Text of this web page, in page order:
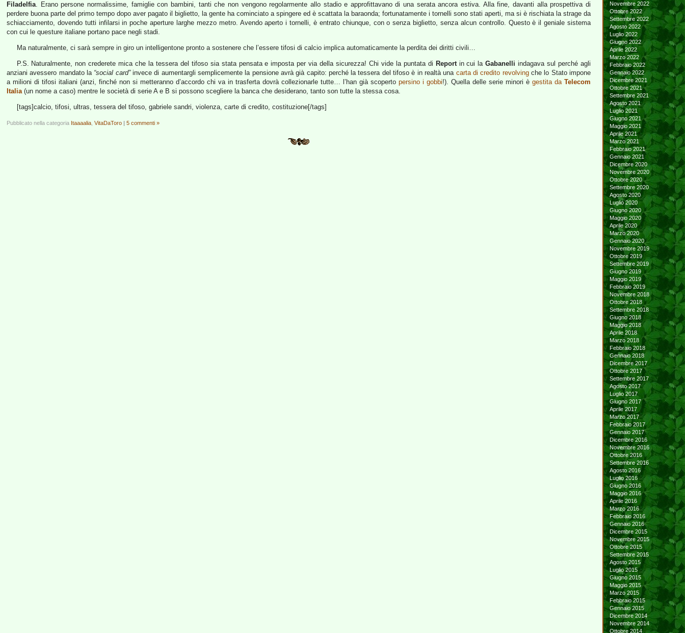
Filadelfia. Erano persone normalissime, famiglie con bambini, tanti che non vengono regolarmente allo stadio e approfittavano di una serata ancora estiva. Alla fine, davanti alla prospettiva di
perdere buona parte del primo tempo dopo aver pagato il biglietto, la gente ha cominciato a spingere ed è scattata la baraonda; fortunatamente i tornelli sono stati aperti, ma si è rischiata la strage da
schiacciamento, dovendo tutti infilarsi in poche aperture larghe mezzo metro. Avendo aperto i tornelli, è entrato chiunque, con o senza biglietto, senza alcun controllo. Questo è il geniale sistema
con cui le questure italiane portano pace negli stadi.
Ma naturalmente, ci sarà sempre in giro un intelligentone pronto a sostenere che l’essere tifosi di calcio implica automaticamente la perdita dei diritti civili…
P.S. Naturalmente, non crederete mica che la tessera del tifoso sia stata pensata e imposta per via della sicurezza! Chi vide la puntata di Reportin cui laGabanelli indagava sul perché agli
anziani avessero mandato la “social card”invece di aumentargli semplicemente la pensione avrà già capito: perché la tessera del tifoso è in realtà una carta di credito revolvingche lo Stato impone
a milioni di tifosi italiani (anzi, finché non si metteranno d’accordo chi va in trasferta dovrà collezionarle tutte… l’han già scoperto persino i gobbi!). Quella delle serie minori è gestita da Telecom
Italia(un nome a caso) mentre le società di serie A e B si possono scegliere la banca che desiderano, tanto son tutte la stessa cosa.
[tags]calcio, tifosi, ultras, tessera del tifoso, gabriele sandri, violenza, carte di credito, costituzione[/tags]
Pubblicato nella categoria Itaaaalia VitaDaToro | 5 commenti »
Novembre 2022
Ottobre 2022
Settembre 2022
Agosto 2022
Luglio 2022
Giugno 2022
Aprile 2022
Marzo 2022
Febbraio 2022
Gennaio 2022
Dicembre 2021
Ottobre 2021
Settembre 2021
Agosto 2021
Luglio 2021
Giugno 2021
Maggio 2021
Aprile 2021
Marzo 2021
Febbraio 2021
Gennaio 2021
Dicembre 2020
Novembre 2020
Ottobre 2020
Settembre 2020
Agosto 2020
Luglio 2020
Giugno 2020
Maggio 2020
Aprile 2020
Marzo 2020
Gennaio 2020
Novembre 2019
Ottobre 2019
Settembre 2019
Giugno 2019
Maggio 2019
Febbraio 2019
Novembre 2018
Ottobre 2018
Settembre 2018
Giugno 2018
Maggio 2018
Aprile 2018
Marzo 2018
Febbraio 2018
Gennaio 2018
Dicembre 2017
Ottobre 2017
Settembre 2017
Agosto 2017
Luglio 2017
Giugno 2017
Aprile 2017
Marzo 2017
Febbraio 2017
Gennaio 2017
Dicembre 2016
Novembre 2016
Ottobre 2016
Settembre 2016
Agosto 2016
Luglio 2016
Giugno 2016
Maggio 2016
Aprile 2016
Marzo 2016
Febbraio 2016
Gennaio 2016
Dicembre 2015
Novembre 2015
Ottobre 2015
Settembre 2015
Agosto 2015
Luglio 2015
Giugno 2015
Maggio 2015
Marzo 2015
Febbraio 2015
Gennaio 2015
Dicembre 2014
Novembre 2014
Ottobre 2014